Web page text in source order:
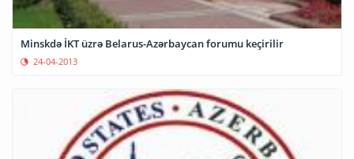
Minskdə İKT üzrə Belarus-Azərbaycan forumu keçirilir
24-04-2013